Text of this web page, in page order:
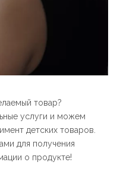
товар?
услуги и можем
детских товаров.
для получения
о продукте!